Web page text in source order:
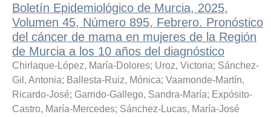
Boletín Epidemiológico de Murcia, 2025,
Volumen 45, Número 895, Febrero. Pronóstico
del cáncer de mama en mujeres de la Región
de Murcia a los 10 años del diagnóstico
Chirlaque-López, María-Dolores; Uroz, Victoria; Sánchez-
Gil, Antonia; Ballesta-Ruiz, Mónica; Vaamonde-Martín,
Ricardo-José; Garrido-Gallego, Sandra-María; Expósito-
Castro, María-Mercedes; Sánchez-Lucas, María-José